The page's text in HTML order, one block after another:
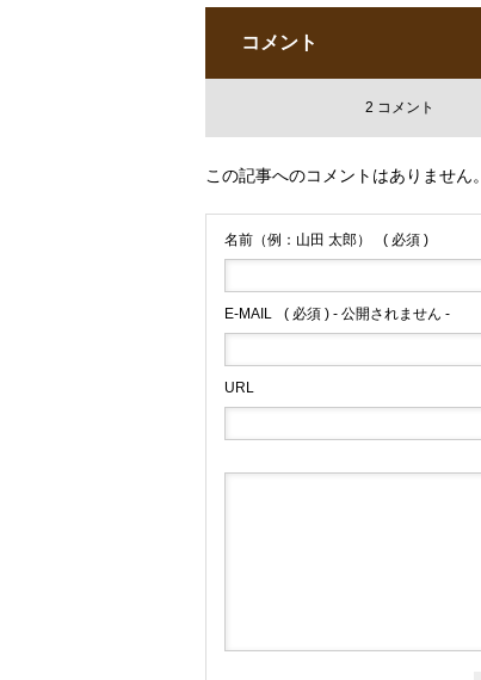
コメント
2 コメント
この記事へのコメントはありません。
名前（例：山田 太郎） ( 必須 )
E-MAIL ( 必須 ) - 公開されません -
URL